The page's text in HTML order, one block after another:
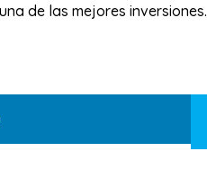
de las mejores inversiones.